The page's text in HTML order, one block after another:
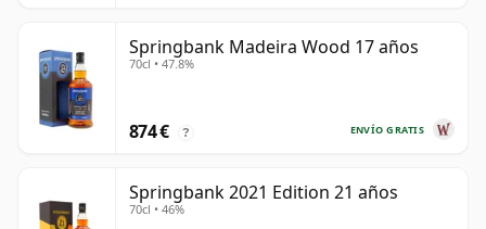
Springbank Madeira Wood 17 años
70cl • 47.8%
ENVÍO GRATIS
874 € ?
Springbank 2021 Edition 21 años
70cl • 46%